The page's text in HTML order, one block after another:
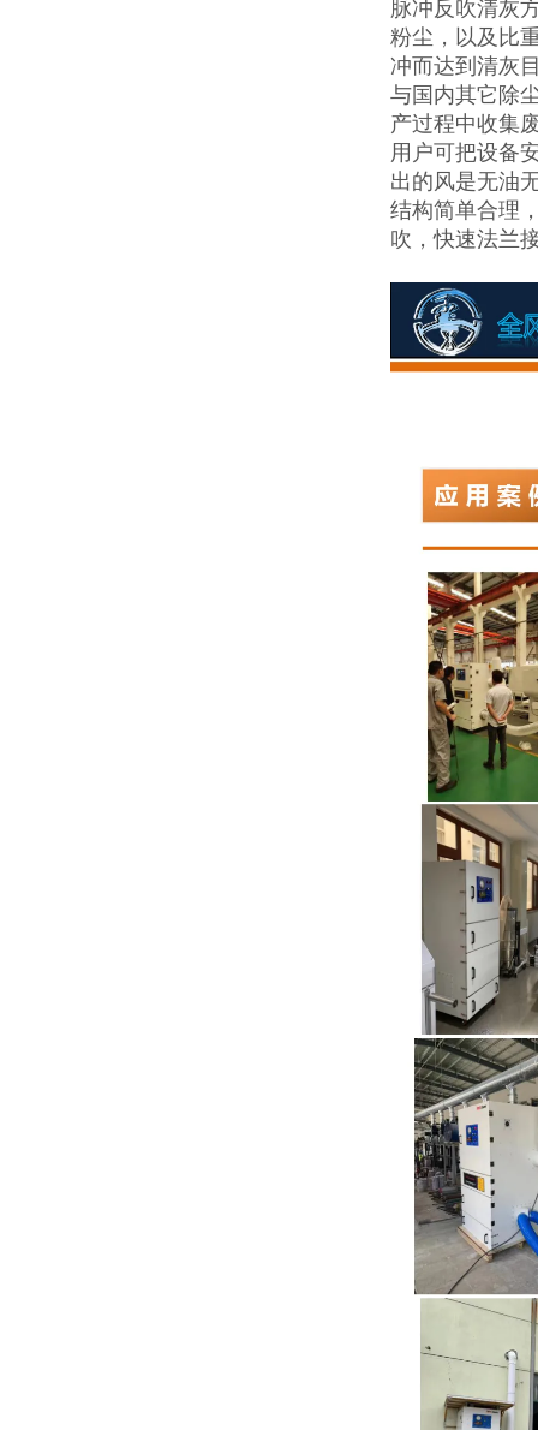
脉冲反吹清灰
粉尘，以及比
冲而达到清灰
与国内其它除
产过程中收集
用户可把设备
出的风是无油
结构简单合理
吹，快速法兰